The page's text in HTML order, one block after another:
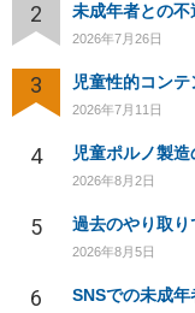
2 未成年者との
2026年7月26日
3 児童性的コン
2026年7月11日
4 児童ポルノ製
2026年8月2日
5 過去のやり取
2026年8月5日
6